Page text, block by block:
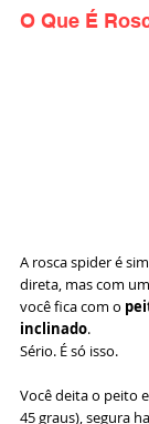
O Que É
A rosca spider é
direta, mas com um
você fica com o
inclinado.
Sério. É só isso.
Você deita o peito
45 graus), segura